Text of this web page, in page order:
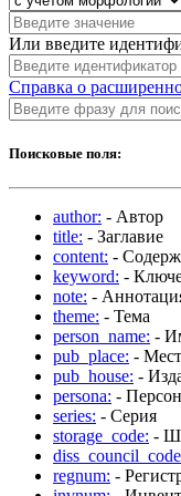
Или введите
Справка о
Поисковые поля:
author: - Автор
title: - Заглавие
content: -
keyword: -
note: -
theme: - Тема
person_name: -
pub_place: -
pub_house: -
persona: -
series: - Серия
storage_code: -
regnum: -